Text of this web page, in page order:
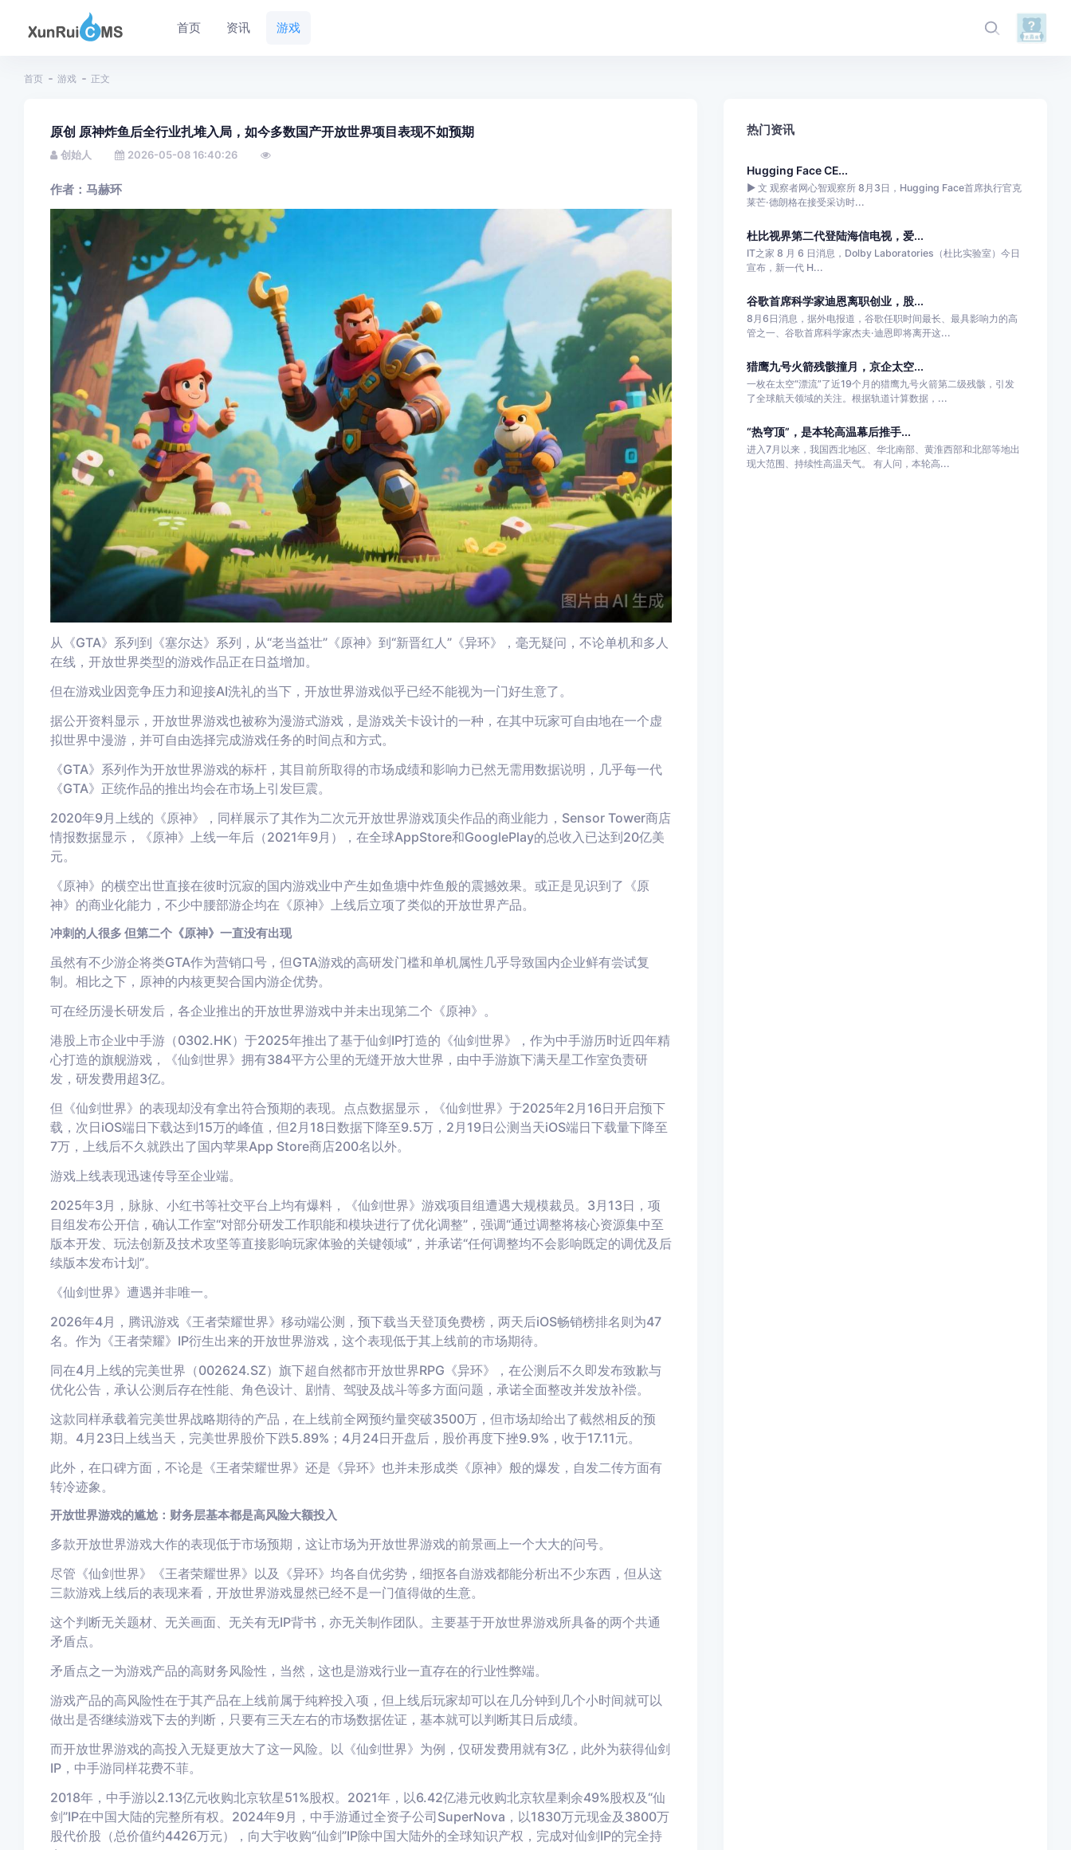
首页 资讯 游戏
首页 游戏 正文
原创 原神炸鱼后全行业扎堆入局，如今多数国产开放世界项目表现不如预期
创始人 2026-05-08 16:40:26
作者：马赫环
从《GTA》系列到《塞尔达》系列，从“老当益壮”《原神》到“新晋红人”《异环》，毫无疑问，不论单机和多人
在线，开放世界类型的游戏作品正在日益增加。
但在游戏业因竞争压力和迎接AI洗礼的当下，开放世界游戏似乎已经不能视为一门好生意了。
据公开资料显示，开放世界游戏也被称为漫游式游戏，是游戏关卡设计的一种，在其中玩家可自由地在一个虚
拟世界中漫游，并可自由选择完成游戏任务的时间点和方式。
《GTA》系列作为开放世界游戏的标杆，其目前所取得的市场成绩和影响力已然无需用数据说明，几乎每一代
《GTA》正统作品的推出均会在市场上引发巨震。
2020年9月上线的《原神》，同样展示了其作为二次元开放世界游戏顶尖作品的商业能力，Sensor Tower商店
情报数据显示，《原神》上线一年后（2021年9月），在全球AppStore和GooglePlay的总收入已达到20亿美
元。
《原神》的横空出世直接在彼时沉寂的国内游戏业中产生如鱼塘中炸鱼般的震撼效果。或正是见识到了《原
神》的商业化能力，不少中腰部游企均在《原神》上线后立项了类似的开放世界产品。
冲刺的人很多 但第二个《原神》一直没有出现
虽然有不少游企将类GTA作为营销口号，但GTA游戏的高研发门槛和单机属性几乎导致国内企业鲜有尝试复
制。相比之下，原神的内核更契合国内游企优势。
可在经历漫长研发后，各企业推出的开放世界游戏中并未出现第二个《原神》。
港股上市企业中手游（0302.HK）于2025年推出了基于仙剑IP打造的《仙剑世界》，作为中手游历时近四年精
心打造的旗舰游戏，《仙剑世界》拥有384平方公里的无缝开放大世界，由中手游旗下满天星工作室负责研
发，研发费用超3亿。
但《仙剑世界》的表现却没有拿出符合预期的表现。点点数据显示，《仙剑世界》于2025年2月16日开启预下
载，次日iOS端日下载达到15万的峰值，但2月18日数据下降至9.5万，2月19日公测当天iOS端日下载量下降至
7万，上线后不久就跌出了国内苹果App Store商店200名以外。
游戏上线表现迅速传导至企业端。
2025年3月，脉脉、小红书等社交平台上均有爆料，《仙剑世界》游戏项目组遭遇大规模裁员。3月13日，项
目组发布公开信，确认工作室“对部分研发工作职能和模块进行了优化调整”，强调“通过调整将核心资源集中至
版本开发、玩法创新及技术攻坚等直接影响玩家体验的关键领域”，并承诺“任何调整均不会影响既定的调优及后
续版本发布计划”。
《仙剑世界》遭遇并非唯一。
2026年4月，腾讯游戏《王者荣耀世界》移动端公测，预下载当天登顶免费榜，两天后iOS畅销榜排名则为47
名。作为《王者荣耀》IP衍生出来的开放世界游戏，这个表现低于其上线前的市场期待。
同在4月上线的完美世界（002624.SZ）旗下超自然都市开放世界RPG《异环》，在公测后不久即发布致歉与
优化公告，承认公测后存在性能、角色设计、剧情、驾驶及战斗等多方面问题，承诺全面整改并发放补偿。
这款同样承载着完美世界战略期待的产品，在上线前全网预约量突破3500万，但市场却给出了截然相反的预
期。4月23日上线当天，完美世界股价下跌5.89%；4月24日开盘后，股价再度下挫9.9%，收于17.11元。
此外，在口碑方面，不论是《王者荣耀世界》还是《异环》也并未形成类《原神》般的爆发，自发二传方面有
转冷迹象。
开放世界游戏的尴尬：财务层基本都是高风险大额投入
多款开放世界游戏大作的表现低于市场预期，这让市场为开放世界游戏的前景画上一个大大的问号。
尽管《仙剑世界》《王者荣耀世界》以及《异环》均各自优劣势，细抠各自游戏都能分析出不少东西，但从这
三款游戏上线后的表现来看，开放世界游戏显然已经不是一门值得做的生意。
这个判断无关题材、无关画面、无关有无IP背书，亦无关制作团队。主要基于开放世界游戏所具备的两个共通
矛盾点。
矛盾点之一为游戏产品的高财务风险性，当然，这也是游戏行业一直存在的行业性弊端。
游戏产品的高风险性在于其产品在上线前属于纯粹投入项，但上线后玩家却可以在几分钟到几个小时间就可以
做出是否继续游戏下去的判断，只要有三天左右的市场数据佐证，基本就可以判断其日后成绩。
而开放世界游戏的高投入无疑更放大了这一风险。以《仙剑世界》为例，仅研发费用就有3亿，此外为获得仙剑
IP，中手游同样花费不菲。
2018年，中手游以2.13亿元收购北京软星51%股权。2021年，以6.42亿港元收购北京软星剩余49%股权及“仙
剑”IP在中国大陆的完整所有权。2024年9月，中手游通过全资子公司SuperNova，以1830万元现金及3800万
股代价股（总价值约4426万元），向大宇收购“仙剑”IP除中国大陆外的全球知识产权，完成对仙剑IP的完全持
热门资讯
Hugging Face CE...
► 文 观察者网心智观察所 8月3日，Hugging Face首席执行官克
莱芒·德朗格在接受采访时...
杜比视界第二代登陆海信电视，爱...
IT之家 8 月 6 日消息，Dolby Laboratories（杜比实验室）今日
宣布，新一代 H...
谷歌首席科学家迪恩离职创业，股...
8月6日消息，据外电报道，谷歌任职时间最长、最具影响力的高
管之一、谷歌首席科学家杰夫·迪恩即将离开这...
猎鹰九号火箭残骸撞月，京企太空...
一枚在太空“漂流”了近19个月的猎鹰九号火箭第二级残骸，引发
了全球航天领域的关注。根据轨道计算数据，...
“热穹顶”，是本轮高温幕后推手...
进入7月以来，我国西北地区、华北南部、黄淮西部和北部等地出
现大范围、持续性高温天气。 有人问，本轮高...